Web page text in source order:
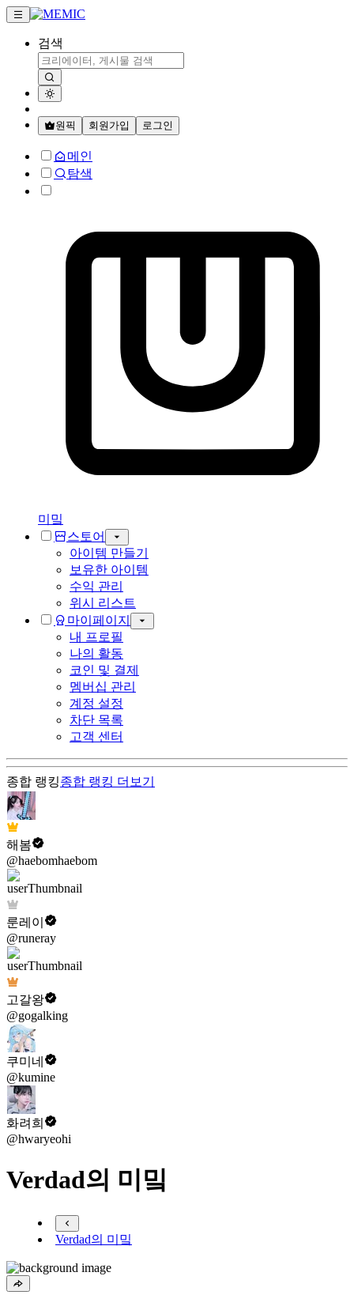
검색
원픽 회원가입 로그인
메인
탐색
미밐
스토어
아이템 만들기
보유한 아이템
수익 관리
위시 리스트
마이페이지
내 프로필
나의 활동
코인 및 결제
멤버십 관리
계정 설정
차단 목록
고객 센터
종합 랭킹종합 랭킹 더보기
해봄
@haebomhaebom
룬레이
@runeray
고갈왕
@gogalking
쿠미네
@kumine
화려희
@hwaryeohi
Verdad의 미밐
Verdad의 미밐